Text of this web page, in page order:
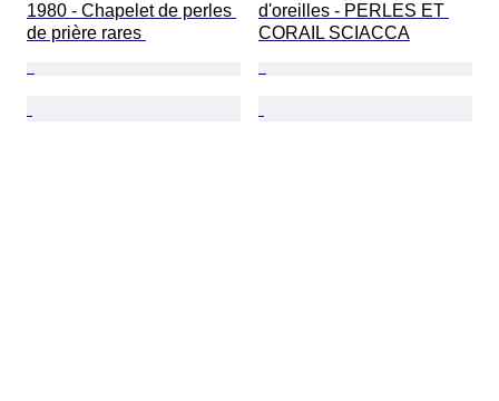
1980 - Chapelet de perles
de prière rares
d'oreilles - PERLES ET
CORAIL SCIACCA